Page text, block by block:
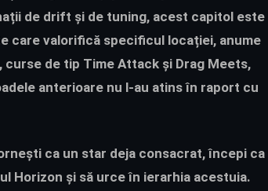
de drift și de tuning, acest capitol este
care valorifică specificul locației, anume
de tip Time Attack și Drag Meets,
anterioare nu l-au atins în raport cu
ca un star deja consacrat, începi ca
Horizon și să urce în ierarhia acestuia.